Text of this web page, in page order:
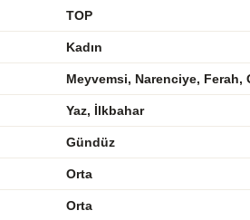
TOP
Kadın
Meyvemsi, Narenciye, Ferah,
Yaz, İlkbahar
Gündüz
Orta
Orta